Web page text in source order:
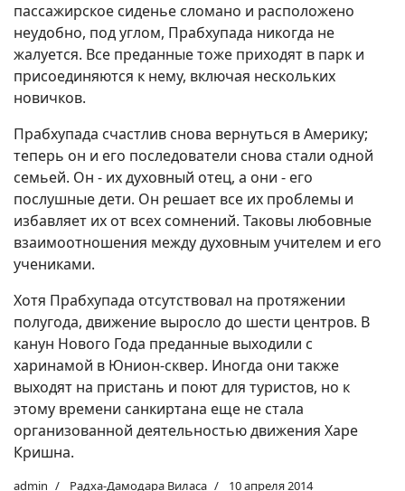
пассажирское сиденье сломано и расположено
неудобно, под углом, Прабхупада никогда не
жалуется. Все преданные тоже приходят в парк и
присоединяются к нему, включая нескольких
новичков.
Прабхупада счастлив снова вернуться в Америку;
теперь он и его последователи снова стали одной
семьей. Он - их духовный отец, а они - его
послушные дети. Он решает все их проблемы и
избавляет их от всех сомнений. Таковы любовные
взаимоотношения между духовным учителем и его
учениками.
Хотя Прабхупада отсутствовал на протяжении
полугода, движение выросло до шести центров. В
канун Нового Года преданные выходили с
харинамой в Юнион-сквер. Иногда они также
выходят на пристань и поют для туристов, но к
этому времени санкиртана еще не стала
организованной деятельностью движения Харе
Кришна.
admin Радха-Дамодара Виласа 10 апреля 2014